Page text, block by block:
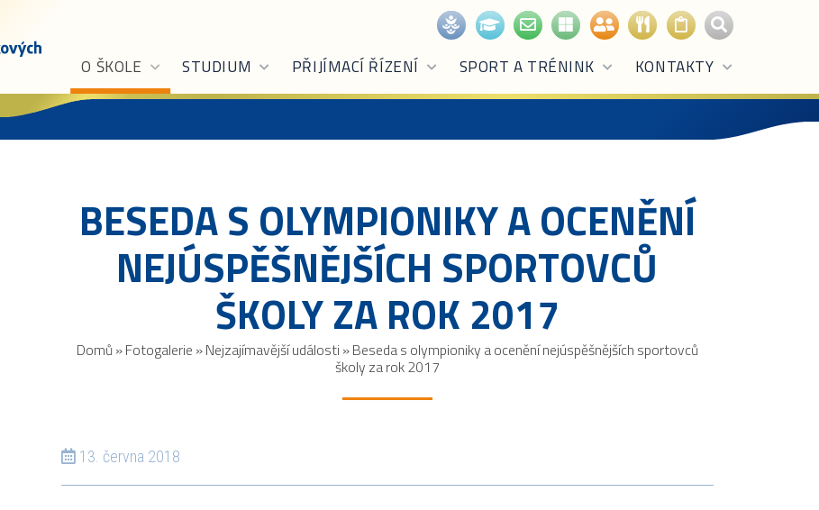
O ŠKOLE STUDIUM PŘIJÍMACÍ ŘÍZENÍ SPORT A TRÉNINK KONTAKTY
BESEDA S OLYMPIONIKY A OCENĚNÍ
NEJÚSPĚŠNĚJŠÍCH SPORTOVCŮ
ŠKOLY ZA ROK 2017
Domů »Fotogalerie »Nejzajímavější události »Beseda s olympioniky a ocenění nejúspěšnějších sportovců
školy za rok 2017
13. června 2018